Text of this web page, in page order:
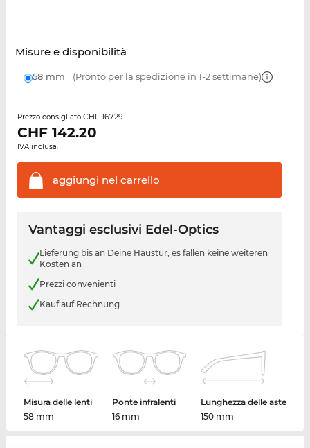
Misure e disponibilità
58 mm (Pronto per la spedizione in 1-2 settimane)
Prezzo consigliato CHF 167.29
CHF 142.20
IVA inclusa.
aggiungi nel carrello
Vantaggi esclusivi Edel-Optics
Lieferung bis an Deine Haustür, es fallen keine weiteren
Kosten an
Prezzi convenienti
Kauf auf Rechnung
Misura delle lenti
58 mm
Ponte infralenti
16 mm
Lunghezza delle aste
150 mm